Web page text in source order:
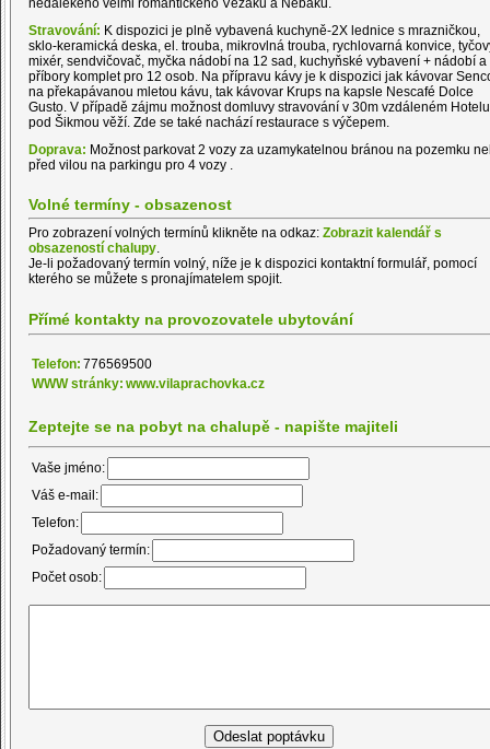
nedalekého velmi romantického Věžáku a Nebáku.
Stravování: K dispozici je plně vybavená kuchyně-2X lednice s mrazničkou,
sklo-keramická deska, el. trouba, mikrovlná trouba, rychlovarná konvice,
mixér, sendvičovač, myčka nádobí na 12 sad, kuchyňské vybavení + nádobí a
příbory komplet pro 12 osob. Na přípravu kávy je k dispozici jak kávovar
na překapávanou mletou kávu, tak kávovar Krups na kapsle Nescafé Dolce
Gusto. V případě zájmu možnost domluvy stravování v 30m vzdáleném Hotelu
pod Šikmou věží. Zde se také nachází restaurace s výčepem.
Doprava: Možnost parkovat 2 vozy za uzamykatelnou bránou na pozemku
před vilou na parkingu pro 4 vozy .
Volné termíny - obsazenost
Pro zobrazení volných termínů klikněte na odkaz: Zobrazit kalendář s
obsazeností chalupy.
Je-li požadovaný termín volný, níže je k dispozici kontaktní formulář, pomocí
kterého se můžete s pronajímatelem spojit.
Přímé kontakty na provozovatele ubytování
Telefon: 776569500
WWW stránky: www.vilaprachovka.cz
Zeptejte se na pobyt na chalupě - napište majiteli
Vaše jméno:
Váš e-mail:
Telefon:
Požadovaný termín:
Počet osob: